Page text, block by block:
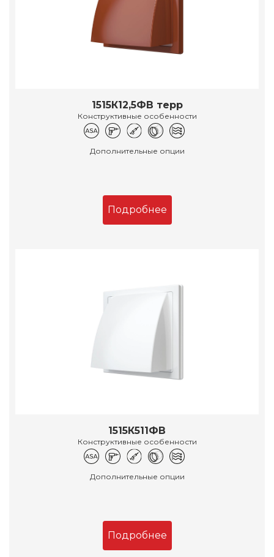
1515К12,5ФВ терр
Конструктивные особенности
Дополнительные опции
Подробнее
1515К511ФВ
Конструктивные особенности
Дополнительные опции
Подробнее